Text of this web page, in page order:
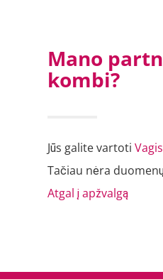
Mano
kombi?
Jūs galite vartoti
Tačiau nėra
Atgal į apžvalgą